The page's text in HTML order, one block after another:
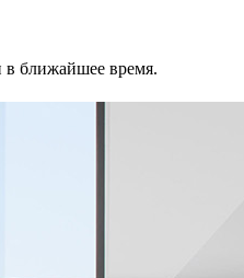
ближайшее время.